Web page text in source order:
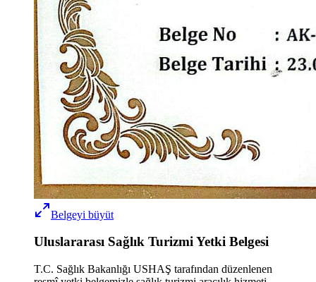
Belgeyi büyüt
Uluslararası Sağlık Turizmi Yetki Belgesi
T.C. Sağlık Bakanlığı USHAŞ tarafından düzenlenen